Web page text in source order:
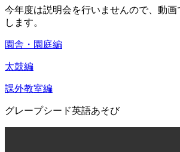
今年度は説明会を行いませんので、動画
します。
園舎・園庭編
太鼓編
課外教室編
グレープシード英語あそび